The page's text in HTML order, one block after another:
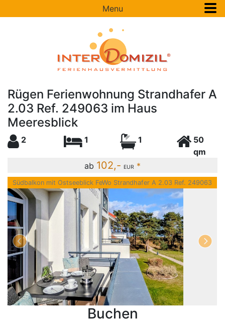
Menu
Rügen Ferienwohnung Strandhafer A
2.03 Ref. 249063 im Haus
Meeresblick
2 1 1
50
qm
ab 102,- EUR *
Südbalkon mit Ostseeblick FeWo Strandhafer A 2.03 Ref. 249063
Buchen